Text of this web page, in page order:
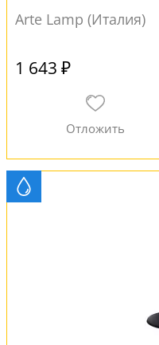
Arte Lamp (Италия)
1 643 ₽